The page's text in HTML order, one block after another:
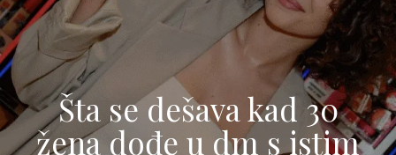
Šta se dešava kad 30
žena dođe u dm s istim